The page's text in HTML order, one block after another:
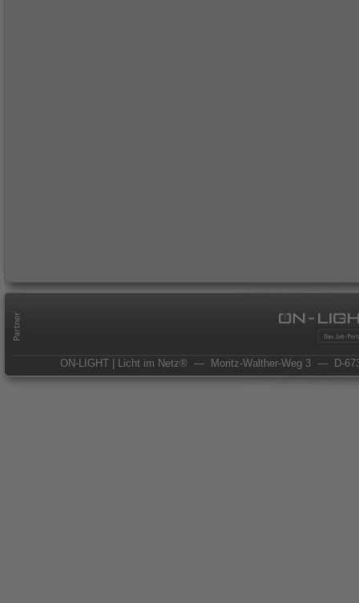
ON-LIGHT | Licht im Netz® — Moritz-Walther-Weg 3 — D-